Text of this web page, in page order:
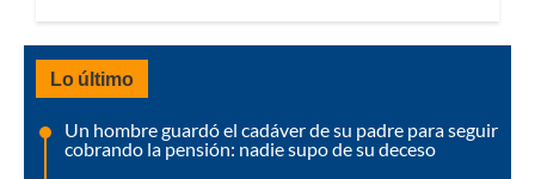
Lo último
Un hombre guardó el cadáver de su padre para seguir
cobrando la pensión: nadie supo de su deceso